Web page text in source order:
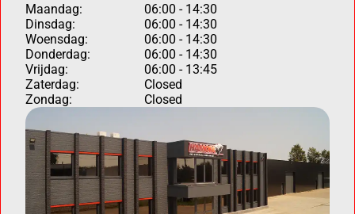
Maandag:
06:00 - 14:30
Dinsdag:
06:00 - 14:30
Woensdag:
06:00 - 14:30
Donderdag:
06:00 - 14:30
Vrijdag:
06:00 - 13:45
Zaterdag:
Closed
Zondag:
Closed